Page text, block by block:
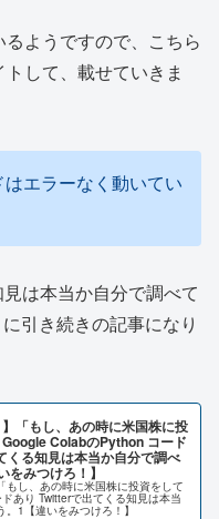
ようですので、こちら
して、載せていきま
エラーなく動いてい
は本当か自分で調べて
引き続きの記事になり
】「もし、あの時に米国株に投
ColabのPython コード
くる知見は本当か自分で調べ
をみつけろ！】
もし、あの時に米国株に投資をして
あり Twitterで出てくる知見は本当
。1【違いをみつけろ！】